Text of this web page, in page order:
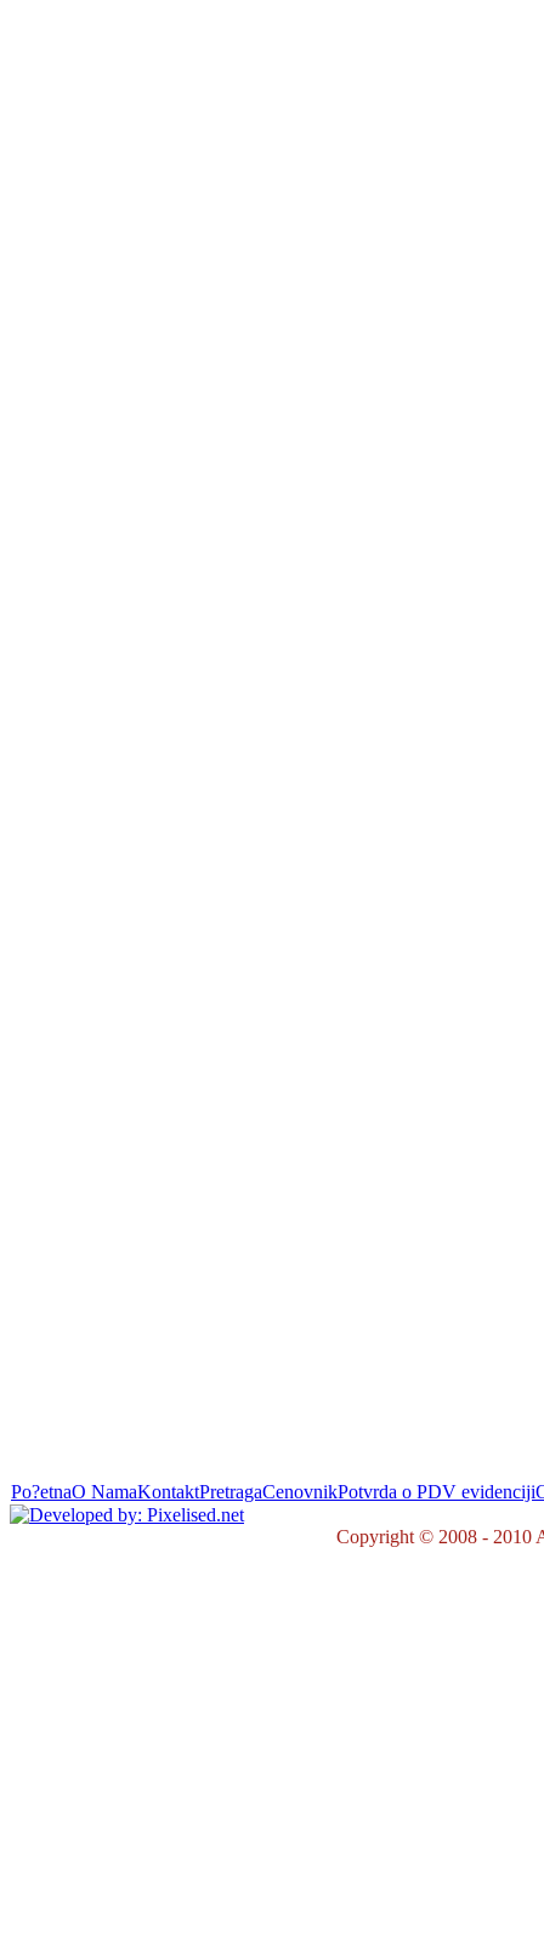
Po?etnaO NamaKontaktPretragaCenovnikPotvrda o PDV evidenciji
Copyright © 2008 - 2010